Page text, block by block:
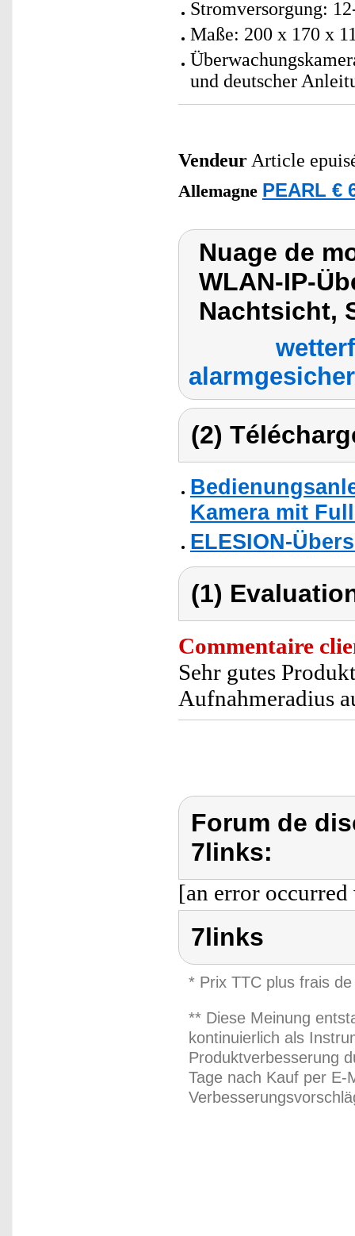
Stromversorgung:
Maße: 200 x 170 x
und deutscher
Vendeur Article
Allemagne PEARL €
Nuage de
WLAN-IP-
Nachtsicht,
(2)
Kamera mit
ELESION-
(1)
Commentaire
Sehr gutes
Aufnahmeradius
Forum de
7links:
[an error
7links
* Prix TTC plus frais
** Diese Meinung
kontinuierlich als
Produktverbesserung
Tage nach Kauf per E-